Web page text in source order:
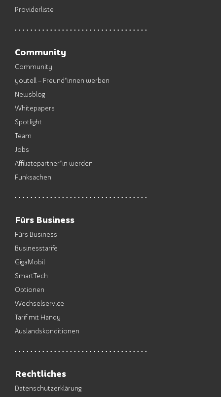
Providerliste
Community
Community
youtell – Freund*innen werben
Newsblog
Whitepapers
Spotlight
Team
Jobs
Affiliatepartner*in werden
Funksachen
Fürs Business
Fürs Business
Businesstarife
GigaMobil
SmartTech
Optionen
Wechselservice
Tarif mit Handy
Auslandskonditionen
Rechtliches
Datenschutzerklärung